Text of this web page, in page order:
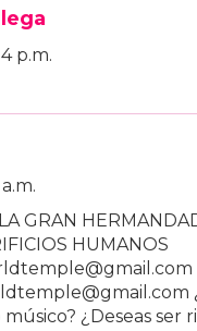
p.m.
GRAN
HUMANOS
¿Deseas ser